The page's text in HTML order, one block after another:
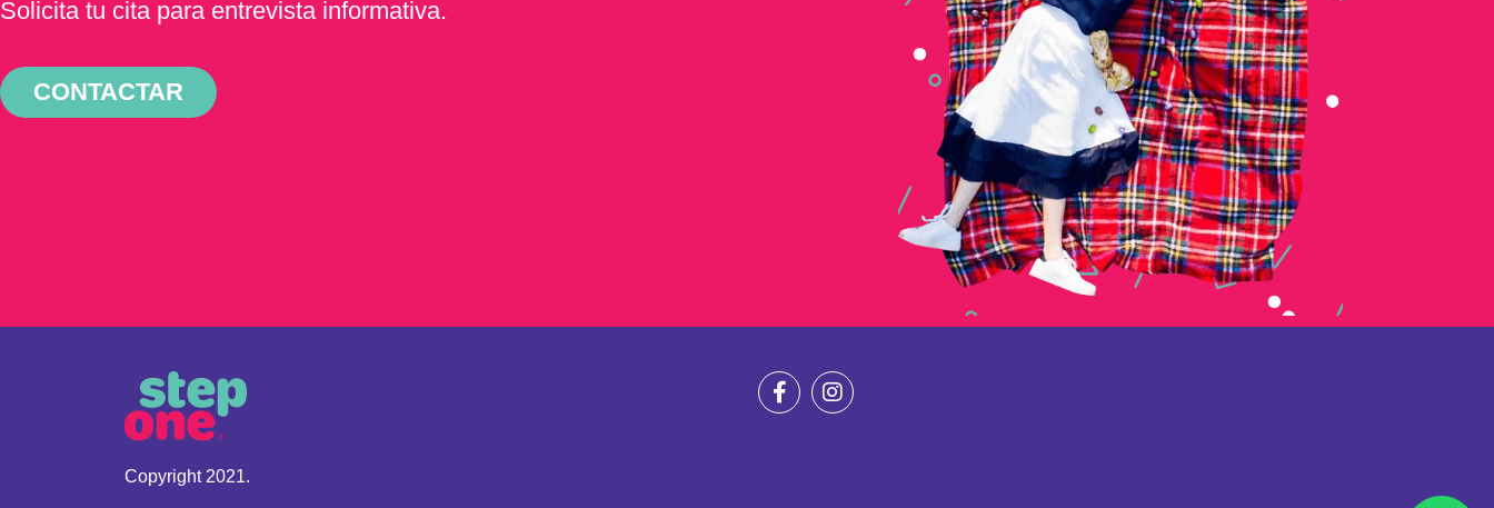
Solicita tu cita para entrevista informativa.
CONTACTAR
Copyright 2021.